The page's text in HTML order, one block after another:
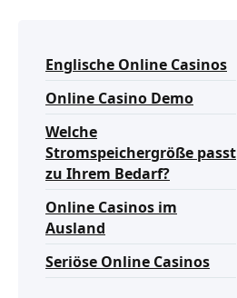
Englische Online Casinos
Online Casino Demo
Welche
Stromspeichergröße passt
zu Ihrem Bedarf?
Online Casinos im
Ausland
Seriöse Online Casinos